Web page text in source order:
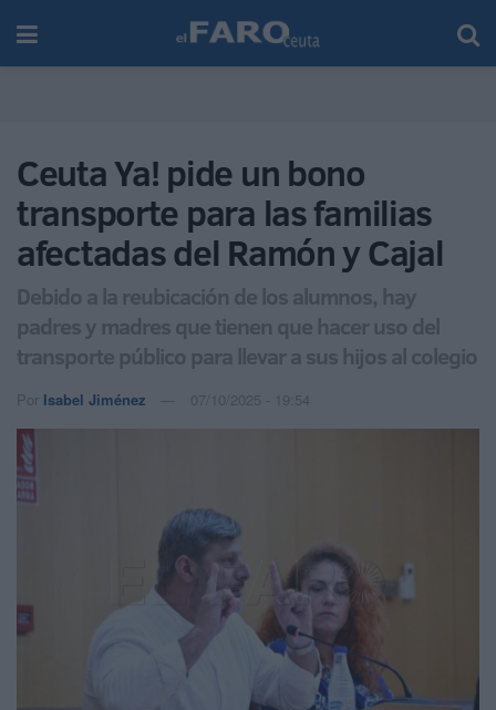
Ceuta Ya! pide un bono
transporte para las familias
afectadas del Ramón y Cajal
Debido a la reubicación de los alumnos, hay
padres y madres que tienen que hacer uso del
transporte público para llevar a sus hijos al colegio
Por Isabel Jiménez 07/10/2025 - 19:54